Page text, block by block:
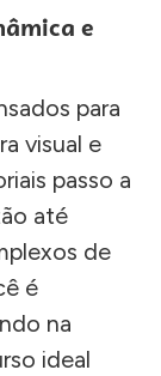
e
para
visual e
passo a
até
de
é
na
ideal